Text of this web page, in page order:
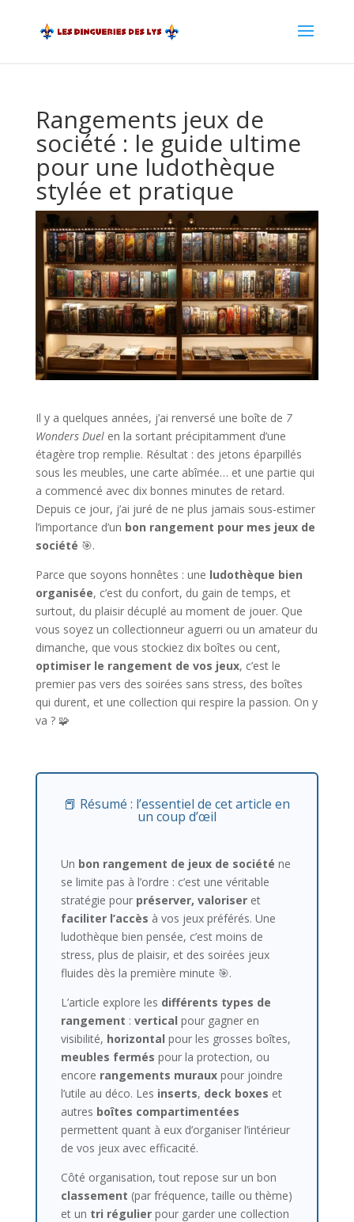
Rangements jeux de
société : le guide ultime
pour une ludothèque
stylée et pratique
Il y a quelques années, j’ai renversé une boîte de 7
Wonders Duelen la sortant précipitamment d’une
étagère trop remplie. Résultat : des jetons éparpillés
sous les meubles, une carte abîmée… et une partie qui
a commencé avec dix bonnes minutes de retard.
Depuis ce jour, j’ai juré de ne plus jamais sous-estimer
l’importance d’un bon rangement pour mes jeux de
société 🎯.
Parce que soyons honnêtes : une ludothèque bien
organisée, c’est du confort, du gain de temps, et
surtout, du plaisir décuplé au moment de jouer. Que
vous soyez un collectionneur aguerri ou un amateur du
dimanche, que vous stockiez dix boîtes ou cent,
optimiser le rangement de vos jeux, c’est le
premier pas vers des soirées sans stress, des boîtes
qui durent, et une collection qui respire la passion. On y
va ? 🧩
📕 Résumé : l’essentiel de cet article en
un coup d’œil
Un bon rangement de jeux de société ne
se limite pas à l’ordre : c’est une véritable
stratégie pour préserver, valoriseret
faciliter l’accès à vos jeux préférés. Une
ludothèque bien pensée, c’est moins de
stress, plus de plaisir, et des soirées jeux
fluides dès la première minute 🎯.
L’article explore les différents types de
rangement : vertical pour gagner en
visibilité, horizontal pour les grosses boîtes,
meubles fermés pour la protection, ou
encore rangements murauxpour joindre
l’utile au déco. Les inserts, deck boxes et
autres boîtes compartimentées
permettent quant à eux d’organiser l’intérieur
de vos jeux avec efficacité.
Côté organisation, tout repose sur un bon
classement (par fréquence, taille ou thème)
et un tri régulierpour garder une collection